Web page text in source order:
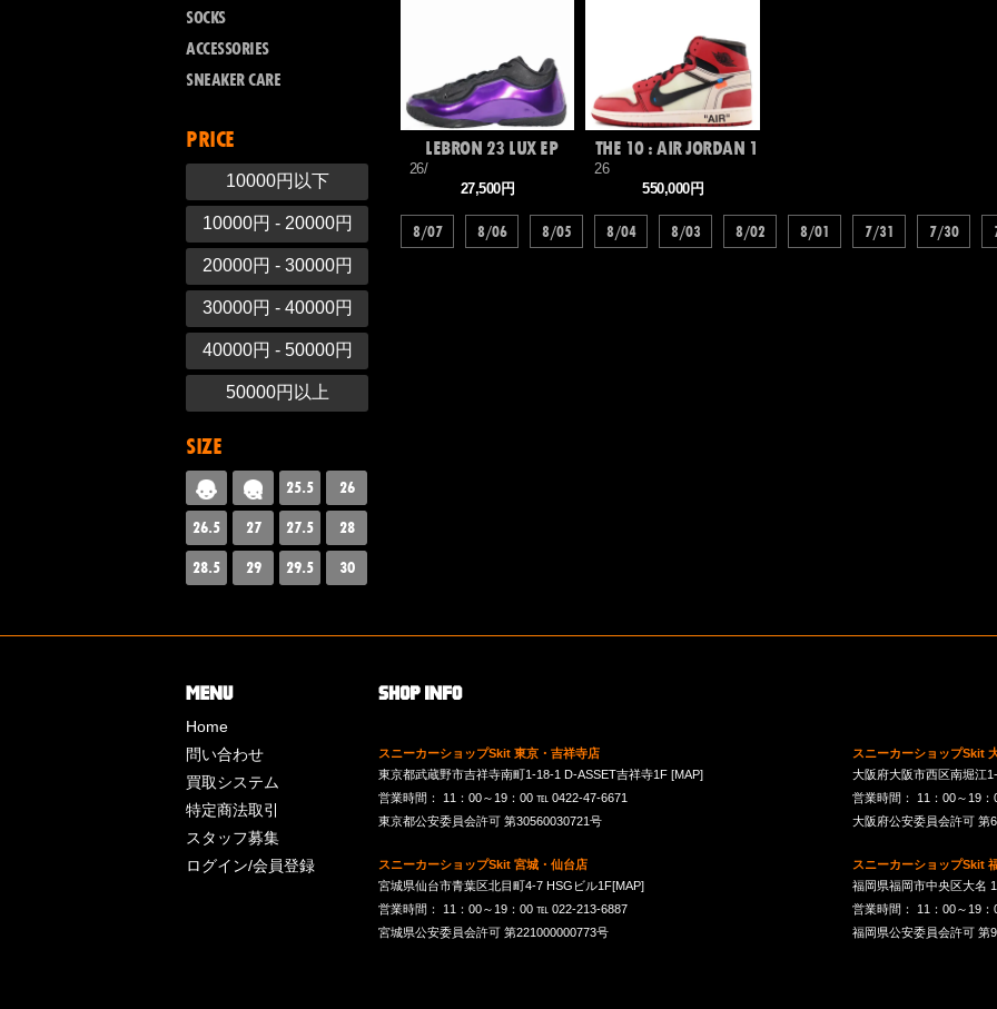
SOCKS
ACCESSORIES
SNEAKER CARE
PRICE
10000円以下
10000円 - 20000円
20000円 - 30000円
30000円 - 40000円
40000円 - 50000円
50000円以上
SIZE
25.5
26
26.5
27 27.5
28
28.5
29 29.5 30
LEBRON 23 LUX EP
26/
27,500円
THE 10 : AIR JORDAN 1
26
550,000円
8/07 8/06 8/05 8/04 8/03 8/02 8/01 7/31 7/30
Home
問い合わせ
買取システム
特定商法取引
スタッフ募集
ログイン/会員登録
スニーカーショップSkit 東京・吉祥寺店
東京都武蔵野市吉祥寺南町1-18-1 D-ASSET吉祥寺1F [MAP]
営業時間： 11：00～19：00 ℡ 0422-47-6671
東京都公安委員会許可 第30560030721号
スニーカーショップSkit
大阪府大阪市西区南堀江
営業時間： 11：00～19
大阪府公安委員会許可 第
スニーカーショップSkit 宮城・仙台店
宮城県仙台市青葉区北目町4-7 HSGビル1F[MAP]
営業時間： 11：00～19：00 ℡ 022-213-6887
宮城県公安委員会許可 第221000000773号
スニーカーショップSkit
福岡県福岡市中央区大名
営業時間： 11：00～19
福岡県公安委員会許可 第